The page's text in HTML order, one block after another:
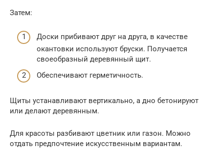
Затем:
Доски прибивают друг на друга, в качестве
окантовки используют бруски. Получается
своеобразный деревянный щит.
Обеспечивают герметичность.
Щиты устанавливают вертикально, а дно бетонируют
или делают деревянным.
Для красоты разбивают цветник или газон. Можно
отдать предпочтение искусственным вариантам.